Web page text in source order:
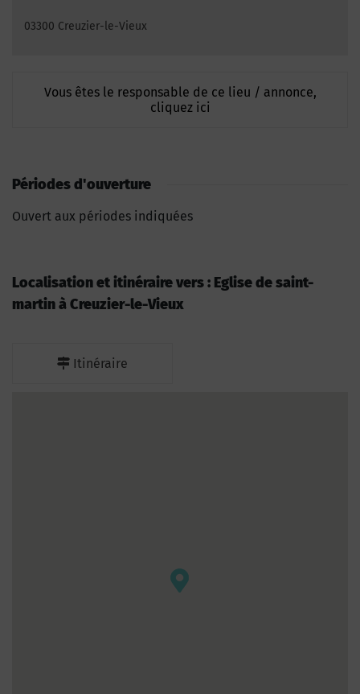
03300 Creuzier-le-Vieux
Vous êtes le responsable de ce lieu / annonce,
cliquez ici
Périodes d'ouverture
Ouvert aux périodes indiquées
Localisation et itinéraire vers : Eglise de saint-
martin à Creuzier-le-Vieux
Itinéraire